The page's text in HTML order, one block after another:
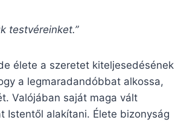
testvéreinket.”
élete a szeretet kiteljesedésének
a legmaradandóbbat alkossa,
Valójában saját maga vált
Istentől alakítani. Élete bizonyság